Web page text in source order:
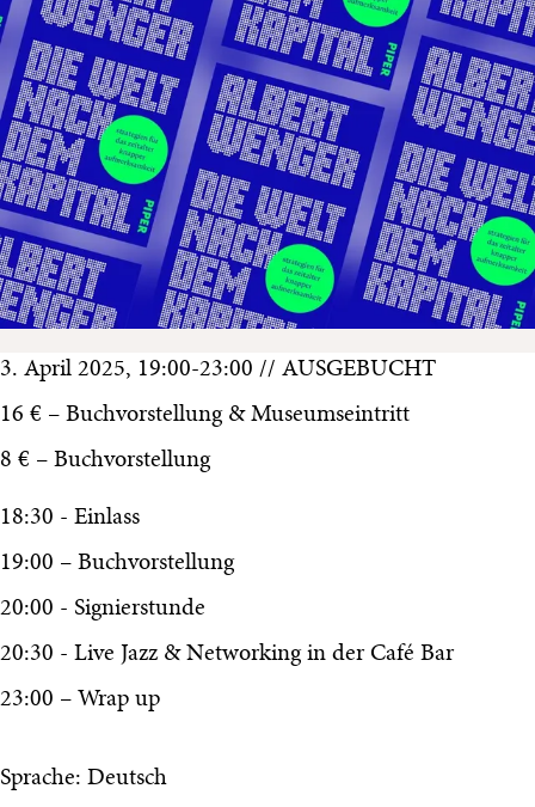
3. April 2025, 19:00-23:00 // AUSGEBUCHT
16 € – Buchvorstellung & Museumseintritt
8 € – Buchvorstellung
18:30 - Einlass
19:00 – Buchvorstellung
20:00 - Signierstunde
20:30 - Live Jazz & Networking in der Café Bar
23:00 – Wrap up
Sprache: Deutsch